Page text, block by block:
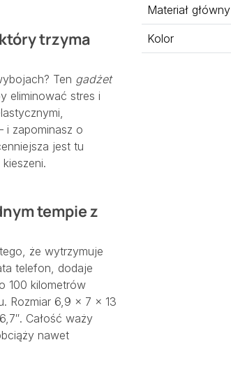
trzyma
Ten gadżet
eliminować stres i
i zapominasz o
jest tu
tempie z
że wytrzymuje
telefon, dodaje
100 kilometrów
Rozmiar 6,9 × 7 × 13
Całość waży
nawet
Materiał główny
Kolor